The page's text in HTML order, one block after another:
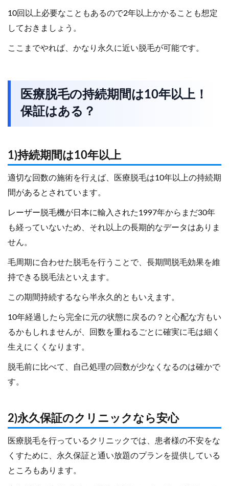
10回以上必要なこともあるので2年以上かかることも想定
しておきましょう。
ここまでやれば、かなり永久に近い脱毛が可能です。
医療脱毛の持続期間は10年以上！
保証はある？
1)持続期間は10年以上
適切な回数の施術を行えば、医療脱毛は10年以上の持続期
間があるとされています。
レーザー脱毛機が日本に輸入された1997年からまだ30年
も経っていないため、それ以上の長期的なデータはありま
せん。
毛周期に合わせた脱毛を行うことで、長期間脱毛効果を維
持できる脱毛法といえます。
この期間持続するなら半永久的ともいえます。
10年経過したら完全に元の状態に戻るの？と心配な方もい
るかもしれませんが、回数を重ねるごとに確実に毛は細く
生えにくくなります。
脱毛前に比べて、自己処理の回数が少なくなるのは確かで
す。
2)永久保証のクリニックなら安心
医療脱毛を行っているクリニックでは、患者様の不安をな
くすために、永久保証と通い放題のプランを提供している
ところもあります。